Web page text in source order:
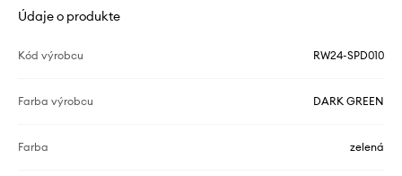
Údaje o produkte
Kód výrobcu RW24-SPD010
Farba výrobcu DARK GREEN
Farba zelená